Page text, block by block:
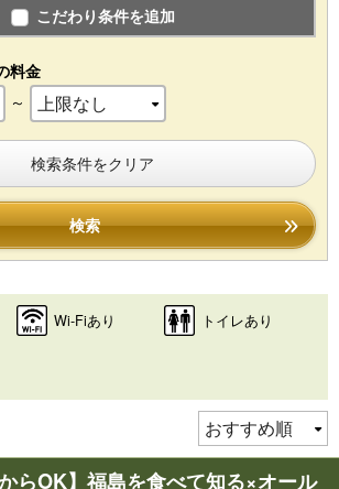
こだわり条件を追加
料金
～
検索条件をクリア
検索
Wi-Fiあり トイレあり
らOK】福島を食べて知る×オール